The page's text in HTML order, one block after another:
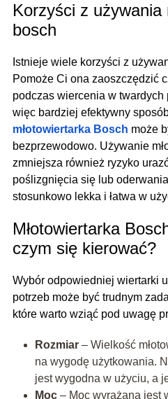
Korzyści z używania
bosch
Istnieje wiele korzyści z
Pomoże Ci ona zaoszczędzić
podczas wiercenia w
więc bardziej efektywny
młotowiertarka Bosch może
bezprzewodowo. Używanie
zmniejsza również ryzyko
poślizgnięcia się lub
stosunkowo lekka i łatwa w
Młotowiertarka
czym się kierować?
Wybór odpowiedniej wiertarki
potrzeb może być trudnym
które warto wziąć pod uwagę
Rozmiar– Wielkość
na wygodę użytkowania.
jest wygodna w użyciu, a
Moc– Moc wyrażana jest